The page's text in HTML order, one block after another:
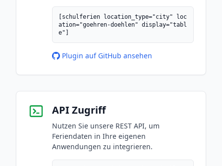
[schulferien location_type="city" loc
ation="goehren-doehlen" display="tabl
e"]
Plugin auf GitHub ansehen
API Zugriff
Nutzen Sie unsere REST API, um
Feriendaten in Ihre eigenen
Anwendungen zu integrieren.